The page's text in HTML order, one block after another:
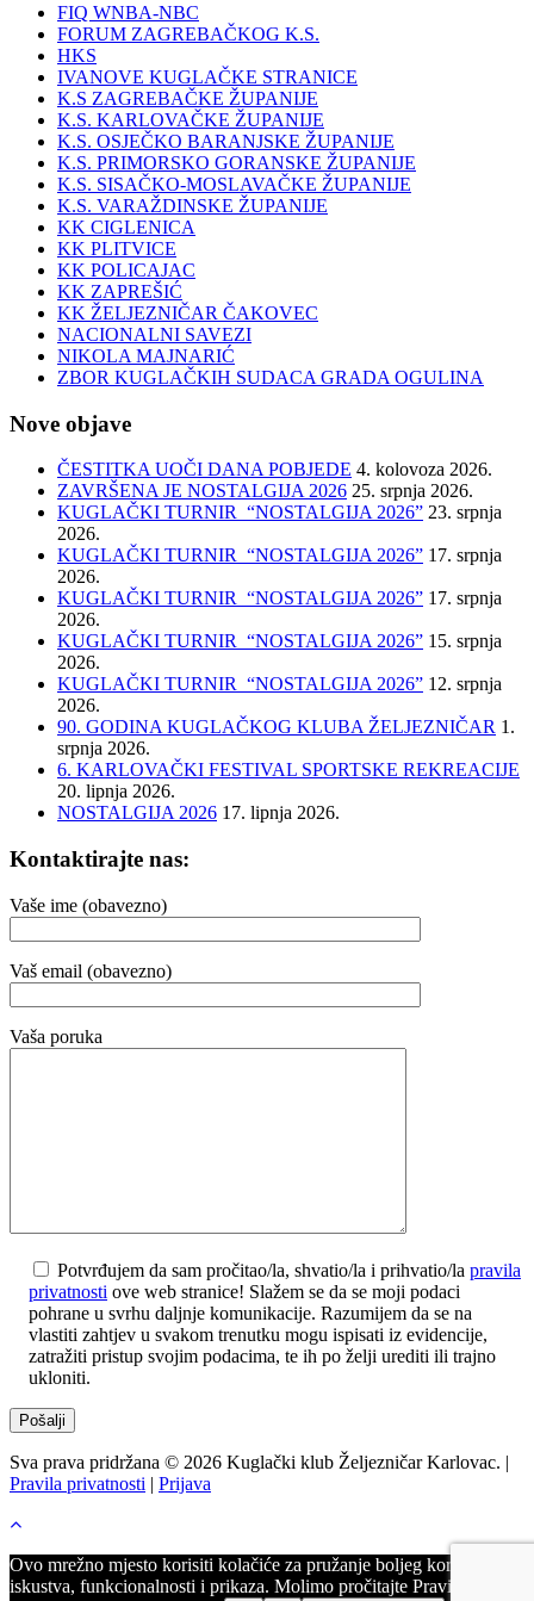
FIQ WNBA-NBC
FORUM ZAGREBAČKOG K.S.
HKS
IVANOVE KUGLAČKE STRANICE
K.S ZAGREBAČKE ŽUPANIJE
K.S. KARLOVAČKE ŽUPANIJE
K.S. OSJEČKO BARANJSKE ŽUPANIJE
K.S. PRIMORSKO GORANSKE ŽUPANIJE
K.S. SISAČKO-MOSLAVAČKE ŽUPANIJE
K.S. VARAŽDINSKE ŽUPANIJE
KK CIGLENICA
KK PLITVICE
KK POLICAJAC
KK ZAPREŠIĆ
KK ŽELJEZNIČAR ČAKOVEC
NACIONALNI SAVEZI
NIKOLA MAJNARIĆ
ZBOR KUGLAČKIH SUDACA GRADA OGULINA
Nove objave
ČESTITKA UOČI DANA POBJEDE 4. kolovoza 2026.
ZAVRŠENA JE NOSTALGIJA 2026 25. srpnja 2026.
KUGLAČKI TURNIR “NOSTALGIJA 2026” 23. srpnja
2026.
KUGLAČKI TURNIR “NOSTALGIJA 2026” 17. srpnja
2026.
KUGLAČKI TURNIR “NOSTALGIJA 2026” 17. srpnja
2026.
KUGLAČKI TURNIR “NOSTALGIJA 2026” 15. srpnja
2026.
KUGLAČKI TURNIR “NOSTALGIJA 2026” 12. srpnja
2026.
90. GODINA KUGLAČKOG KLUBA ŽELJEZNIČAR 1.
srpnja 2026.
6. KARLOVAČKI FESTIVAL SPORTSKE REKREACIJE
20. lipnja 2026.
NOSTALGIJA 2026 17. lipnja 2026.
Kontaktirajte nas:
Vaše ime (obavezno)
Vaš email (obavezno)
Vaša poruka
Potvrđujem da sam pročitao/la, shvatio/la i prihvatio/la pravila
privatnosti ove web stranice! Slažem se da se moji podaci
pohrane u svrhu daljnje komunikacije. Razumijem da se na
vlastiti zahtjev u svakom trenutku mogu ispisati iz evidencije,
zatražiti pristup svojim podacima, te ih po želji urediti ili trajno
ukloniti.
Sva prava pridržana © 2026 Kuglački klub Željezničar Karlovac. |
Pravila privatnosti | Prijava
Ovo mrežno mjesto korisiti kolačiće za pružanje boljeg korisničkog
iskustva, funkcionalnosti i prikaza. Molimo pročitajte Pravila